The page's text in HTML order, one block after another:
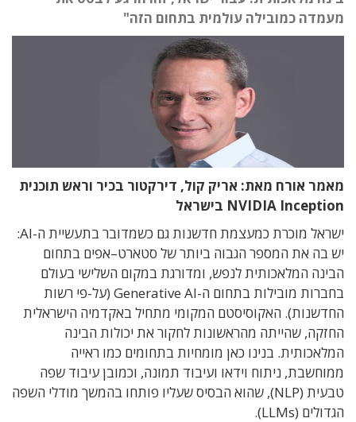
מעמדה כמובילה עולמית בתחום הזה"
מאמר אורח מאת: אריק קול, דירקטור בכיר וראש תוכנית
NVIDIA Inception בישראל
ישראל מוכרת כמעצמת חדשנות גם כשמדובר בתעשיית ה
-AI:
יש בה את המספר הגבוה ביותר של סטארט–אפים בתחום
הבינה המלאכותית לנפש, ומדורגת במקום השלישי בעולם
בחברות מובילות בתחום ה-Generative AI (
על-פי רשות
החדשנות). האקוסיסטם המקומי מתחיל באקדמיה הישראלית
החזקה, שהייתה מהראשונות לחקור את יכולות הבינה
המלאכותית. בנינו כאן מומחיות בתחומים כמו ראייה
ממוחשבת, ניתוח וידאו ועיבוד תמונה, וכמובן עיבוד שפה
טבעית (NLP), שהוא
הבסיס שעליו פותחו בהמשך מודלי השפה
הגדולים (
LLMs)
.